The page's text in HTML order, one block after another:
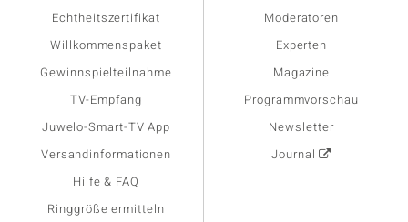
Echtheitszertifikat
Willkommenspaket
Gewinnspielteilnahme
TV-Empfang
Juwelo-Smart-TV App
Versandinformationen
Hilfe & FAQ
Ringgröße ermitteln
Moderatoren
Experten
Magazine
Programmvorschau
Newsletter
Journal